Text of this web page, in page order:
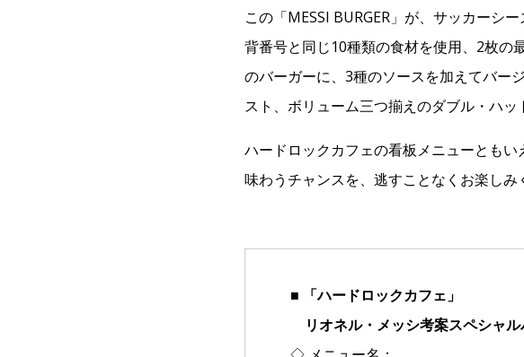
この「MESSI BURGER」が、サッカーシ
背番号と同じ10種類の食材を使用、2枚の
のバーガーに、3種のソースを加えてバー
スト、ボリューム三つ揃えのダブル・ハッ
ハードロックカフェの看板メニューとも
味わうチャンスを、逃すことなくお楽しみ
■ 「ハードロックカフェ」
リオネル・メッシ考案スペシャ